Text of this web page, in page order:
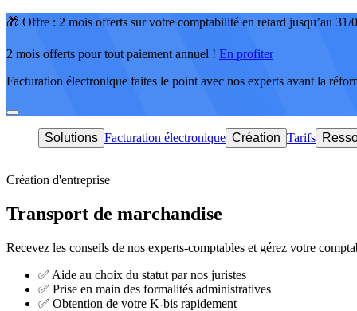
🎁 Offre : 2 mois offerts sur votre comptabilité en retard jusqu’au 31/
2 mois offerts pour tout paiement annuel ! En profiter
Facturation électronique faites le point avec nos experts avant la
Solutions Facturation électronique Création Tarifs
Création d'entreprise
Transport de marchandise
Recevez les conseils de nos experts-comptables et gérez votre
✅ Aide au choix du statut par nos juristes
✅ Prise en main des formalités administratives
✅ Obtention de votre K-bis rapidement